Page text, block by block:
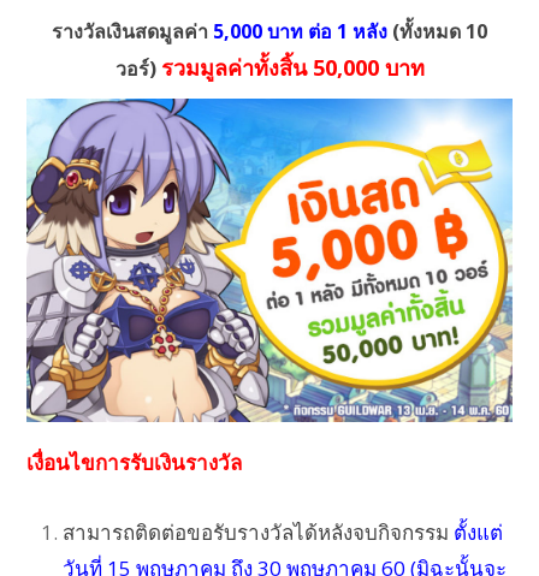
รางวัลเงินสดมูลค่า 5,000 บาท ต่อ 1 หลัง (ทั้งหมด 10
วอร์) รวมมูลค่าทั้งสิ้น 50,000 บาท
เงื่อนไขการรับเงินรางวัล
สามารถติดต่อขอรับรางวัลได้หลังจบกิจกรรม ตั้งแต่
วันที่ 15 พฤษภาคม ถึง 30 พฤษภาคม 60 (มิฉะนั้นจะ